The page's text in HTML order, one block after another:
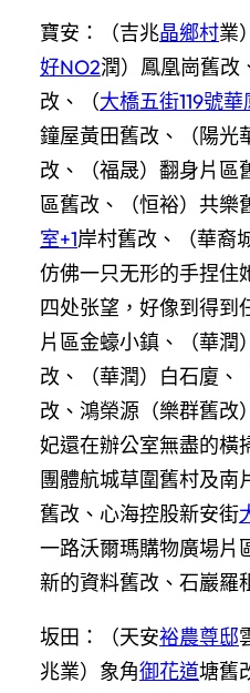
寶安：（吉兆晶鄉村業
好NO2潤）鳳凰崗舊改
改、（大橋五街119號華
鐘屋黃田舊改、（陽光
改、（福晟）翻身片區
區舊改、（恒裕）共樂
室+1岸村舊改、（華裔
仿佛一只无形的手捏住
四处张望，好像到得到
片區金蠔小鎮、（華潤
改、（華潤）白石廈、
改、鴻榮源（樂群舊改
妃還在辦公室無盡的橫
團體航城草圍舊村及南
舊改、心海控股新安街
一路沃爾瑪購物廣場片
新的資料舊改、石巖羅
坂田：（天安裕農尊邸
兆業）象角御花道塘舊